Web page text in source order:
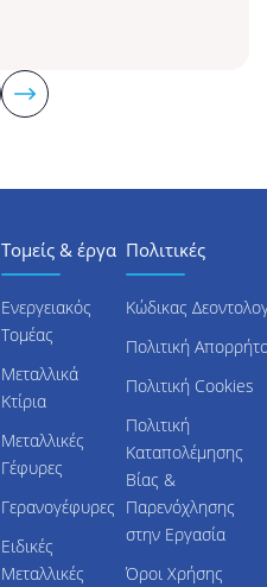
Τομείς & έργα
Ενεργειακός
Τομέας
Μεταλλικά
Κτίρια
Μεταλλικές
Γέφυρες
Γερανογέφυρες
Ειδικές
Μεταλλικές
Πολιτικές
Κώδικας
Πολιτική
Πολιτική Cookies
Πολιτική
Καταπολέμησης
Βίας &
Παρενόχλησης
στην Εργασία
Όροι Χρήσης